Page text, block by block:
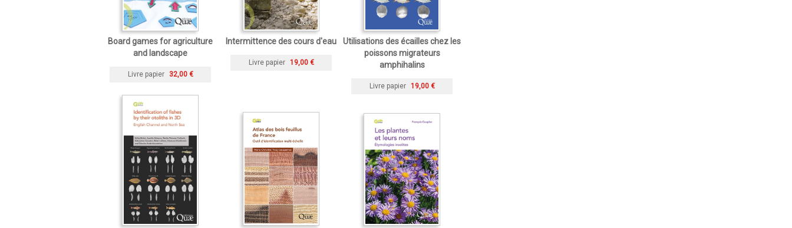
Board games for agriculture
and landscape
Livre papier 32,00 €
Intermittence des cours d'eau
Livre papier 19,00 €
Utilisations des écailles chez les
poissons migrateurs
amphihalins
Livre papier 19,00 €